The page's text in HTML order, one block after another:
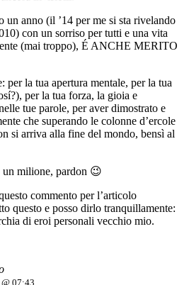
un anno (il ’14 per me si sta rivelando
con un sorriso per tutti e una vita
(mai troppo), É ANCHE MERITO
per la tua apertura mentale, per la tua
per la tua forza, la gioia e
tue parole, per aver dimostrato e
che superando le colonne d’ercole
si arriva alla fine del mondo, bensì al
milione, pardon 😉
commento per l’articolo
questo e posso dirlo tranquillamente:
di eroi personali vecchio mio.
@ 07:43